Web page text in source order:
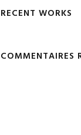
RECENT WORKS
COMMENTAIRES